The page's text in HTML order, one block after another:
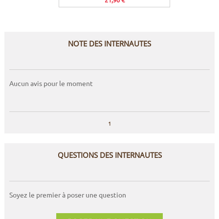
NOTE DES INTERNAUTES
Aucun avis pour le moment
1
QUESTIONS DES INTERNAUTES
Soyez le premier à poser une question